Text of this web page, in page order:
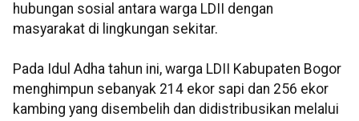
hubungan sosial antara warga LDII dengan
masyarakat di lingkungan sekitar.
Pada Idul Adha tahun ini, warga LDII Kabupaten Bogor
menghimpun sebanyak 214 ekor sapi dan 256 ekor
kambing yang disembelih dan didistribusikan melalui